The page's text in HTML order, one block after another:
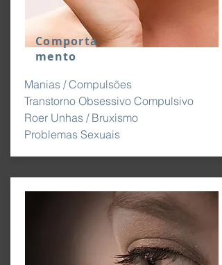
Comporta
mento
Manias / Compulsões
Transtorno Obsessivo Compulsivo
Roer Unhas / Bruxismo
Problemas Sexuais